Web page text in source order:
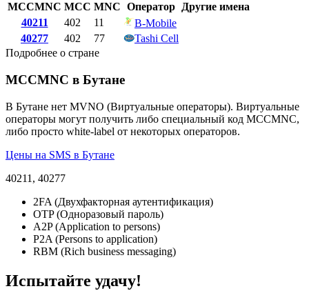
MCCMNC MCC MNC Оператор
Другие имена
40211
402 11
B-Mobile
40277
402 77
Tashi Cell
Подробнее о стране
MCCMNC в Бутане
В Бутане нет MVNO (Виртуальные операторы). Виртуальные
операторы могут получить либо специальный код MCCMNC,
либо просто white-label от некоторых операторов.
Цены на SMS в Бутане
40211, 40277
2FA (Двухфакторная аутентификация)
OTP (Одноразовый пароль)
A2P (Application to persons)
P2A (Persons to application)
RBM (Rich business messaging)
Испытайте удачу!